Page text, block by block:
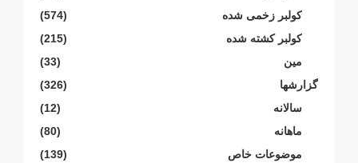
کولبر زخمی شدە
(574)
کولبر کشتە شدە
(215)
مین
(33)
گزارشها
(326)
سالانە
(12)
ماهانە
(80)
موضوعات خاص
(139)